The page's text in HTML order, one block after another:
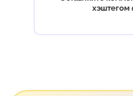
хэштегом